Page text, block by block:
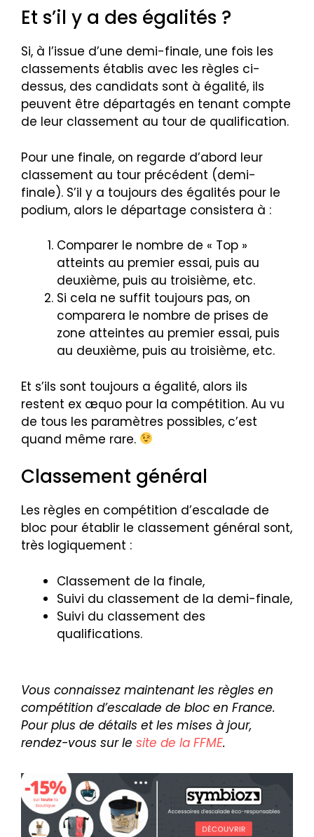
Et s’il y a des égalités ?
Si, à l’issue d’une demi-finale, une fois les
classements établis avec les règles ci-
dessus, des candidats sont à égalité, ils
peuvent être départagés en tenant compte
de leur classement au tour de qualification.
Pour une finale, on regarde d’abord leur
classement au tour précédent (demi-
finale). S’il y a toujours des égalités pour le
podium, alors le départage consistera à :
Comparer le nombre de « Top »
atteints au premier essai, puis au
deuxième, puis au troisième, etc.
Si cela ne suffit toujours pas, on
comparera le nombre de prises de
zone atteintes au premier essai, puis
au deuxième, puis au troisième, etc.
Et s’ils sont toujours a égalité, alors ils
restent ex æquo pour la compétition. Au vu
de tous les paramètres possibles, c’est
quand même rare.
Classement général
Les règles en compétition d’escalade de
bloc pour établir le classement général sont,
très logiquement :
Classement de la finale,
Suivi du classement de la demi-finale,
Suivi du classement des
qualifications.
Vous connaissez maintenant les règles en
compétition d’escalade de bloc en France.
Pour plus de détails et les mises à jour,
rendez-vous sur le site de la FFME.